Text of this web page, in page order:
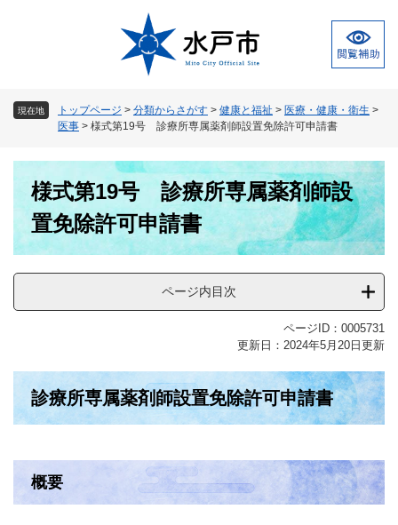
現在地 トップページ > 分類からさがす > 健康と福祉 > 医療・健康・衛生 >
医事 > 様式第19号 診療所専属薬剤師設置免除許可申請書
様式第19号 診療所専属薬剤師設
置免除許可申請書
ページ内目次
ページID：0005731
更新日：2024年5月20日更新
診療所専属薬剤師設置免除許可申請書
概要